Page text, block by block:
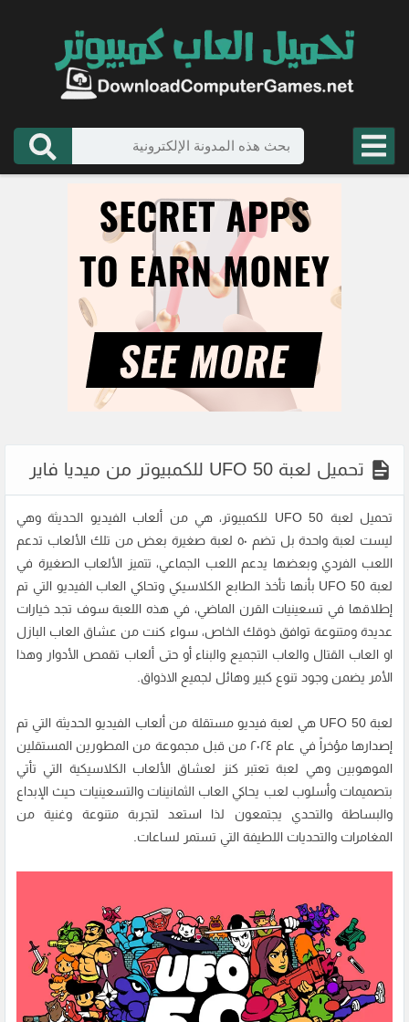
تحميل لعبة UFO 50 للكمبيوتر من ميديا فاير
تحميل لعبة UFO 50 للكمبيوتر، هي من ألعاب الفيديو الحديثة وهي
ليست لعبة واحدة بل تضم ٥٠ لعبة صغيرة بعض من تلك الألعاب تدعم
اللعب الفردي وبعضها يدعم اللعب الجماعي، تتميز الألعاب الصغيرة في
لعبة UFO 50 بأنها تأخذ الطابع الكلاسيكي وتحاكي العاب الفيديو التي تم
إطلاقها في تسعينيات القرن الماضي، في هذه اللعبة سوف تجد خيارات
عديدة ومتنوعة توافق ذوقك الخاص، سواء كنت من عشاق العاب البازل
او العاب القتال والعاب التجميع والبناء أو حتى ألعاب تقمص الأدوار وهذا
الأمر يضمن وجود تنوع كبير وهائل لجميع الاذواق.
لعبة UFO 50 هي لعبة فيديو مستقلة من ألعاب الفيديو الحديثة التي تم
إصدارها مؤخراً في عام ٢٠٢٤ من قبل مجموعة من المطورين المستقلين
الموهوبين وهي لعبة تعتبر كنز لعشاق الألعاب الكلاسيكية التي تأتي
بتصميمات وأسلوب لعب يحاكي العاب الثمانينات والتسعينيات حيث الإبداع
والبساطة والتحدي يجتمعون لذا استعد لتجربة متنوعة وغنية من
المغامرات والتحديات اللطيفة التي تستمر لساعات.